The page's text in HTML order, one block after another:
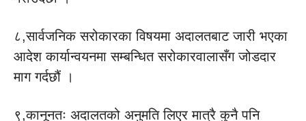
८,सार्वजनिक सरोकारका विषयमा अदालतबाट जारी भएका
आदेश कार्यान्वयनमा सम्बन्धित सरोकारवालासँग जोडदार
माग गर्दछौं ।
९,कानूनतः अदालतको अनुमति लिएर मात्रै कुनै पनि